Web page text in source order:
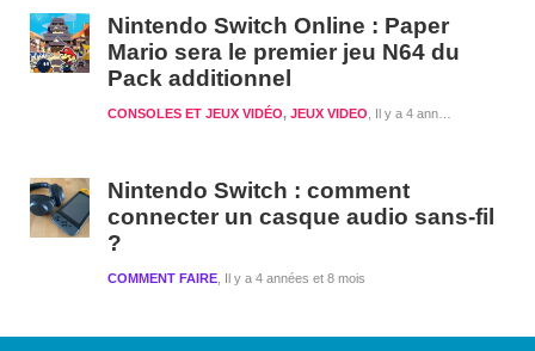
Nintendo Switch Online : Paper
Mario sera le premier jeu N64 du
Pack additionnel
Il y a 4 années et 8 mois
CONSOLES ET JEUX VIDÉO, JEUX VIDEO
Nintendo Switch : comment
connecter un casque audio sans-fil
?
Il y a 4 années et 8 mois
COMMENT FAIRE